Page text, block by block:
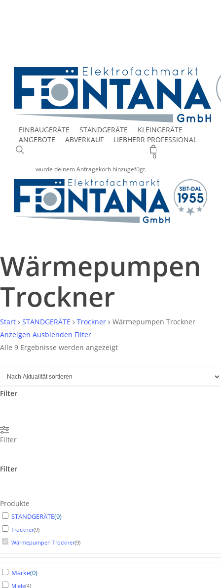
EINBAUGERÄTE STANDGERÄTE
KLEINGERÄTE
ANGEBOTE
ABVERKAUF LIEBHERR PROFESSIONAL
0
wurde deinem Anfragekorb hinzugefügt.
Wärmepumpen
Trockner
Start STANDGERÄTE Trockner
Wärmepumpen Trockner
Anzeigen Ausblenden Filter
Alle 9 Ergebnisse werden angezeigtNach
Filter
schließen
Filter
Filter
Produkte
STANDGERÄTE(9)
Trockner(9)
Wärmepumpen Trockner(9)
Marke(0)
Miele(4)